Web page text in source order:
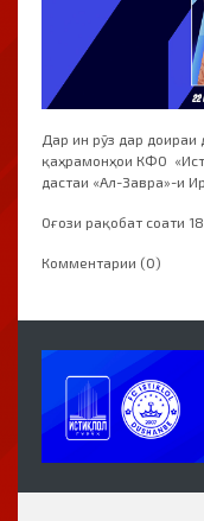
Дар ин рӯз дар
қаҳрамонҳои КФО
дастаи «Ал-Завра»-и
Оғози рақобат соати
Комментарии (0)